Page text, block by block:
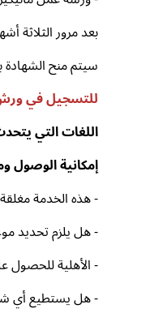
بعد مرور الثلاثة
سيتم منح
للتسجيل في ورش
اللغات التي
إمكانية الوصول
- هذه الخدمة
- هل يلزم تحديد
- الأهلية للحصول
- هل يستطيع أي